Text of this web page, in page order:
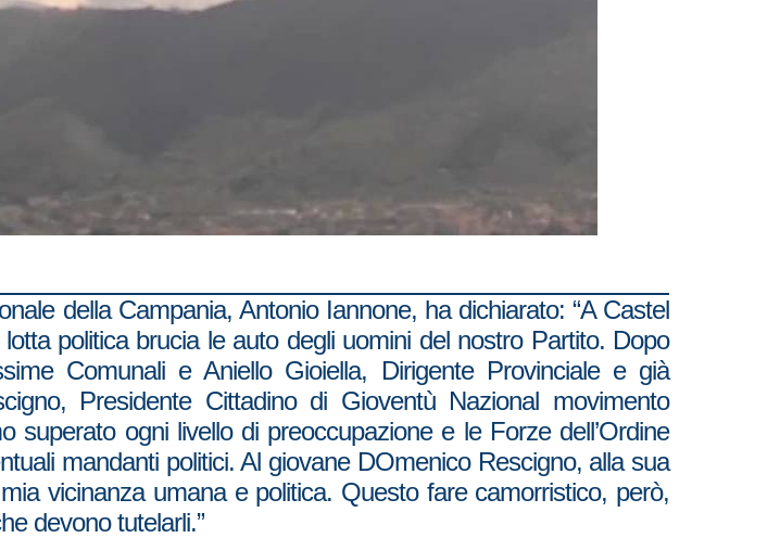
della Campania, Antonio Iannone, ha dichiarato: “A Castel
politica brucia le auto degli uomini del nostro Partito. Dopo
Comunali e Aniello Gioiella, Dirigente Provinciale e già
Presidente Cittadino di Gioventù Nazional movimento
superato ogni livello di preoccupazione e le Forze dell’Ordine
mandanti politici. Al giovane DOmenico Rescigno, alla sua
vicinanza umana e politica. Questo fare camorristico, però,
devono tutelarli.”